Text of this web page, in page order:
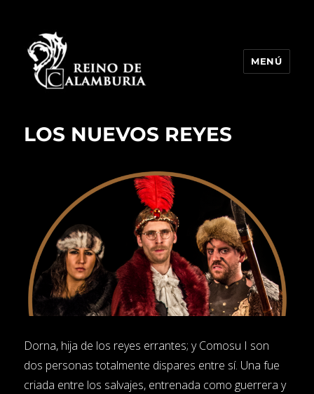
MENÚ
LOS NUEVOS REYES
Dorna, hija de los reyes errantes; y Comosu I son
dos personas totalmente dispares entre sí. Una fue
criada entre los salvajes, entrenada como guerrera y